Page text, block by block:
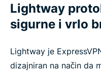
Lightway
sigurne i vrlo
Lightway je
dizajniran na način da